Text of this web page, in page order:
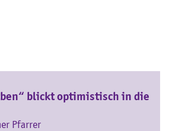
blickt optimistisch in die
Pfarrer